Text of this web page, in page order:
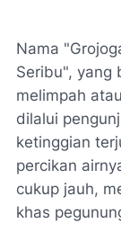
Nama
Seribu", yang
melimpah
dilalui
ketinggian
percikan
cukup jauh,
khas